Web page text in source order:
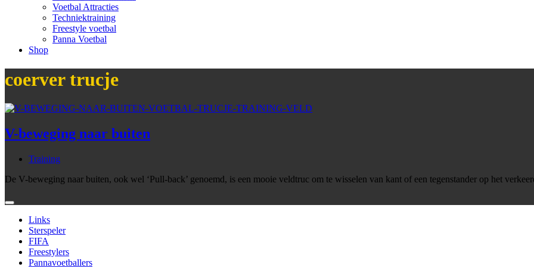
Voetbal Attracties
Techniektraining
Freestyle voetbal
Panna Voetbal
Shop
coerver trucje
V-beweging naar buiten
Training
De V-beweging naar buiten, ook wel ‘Pull-back’ genoemd, is een mooie veldtruc om te wisselen van kant of een tegenstander op het
Links
Sterspeler
FIFA
Freestylers
Pannavoetballers